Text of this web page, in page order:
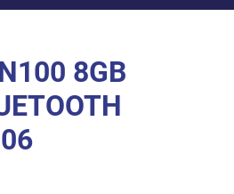
8GB